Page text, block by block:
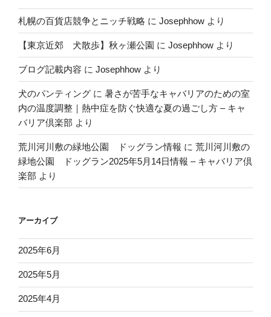
札幌の百貨店競争とニッチ戦略 に Josephhow より
【東京近郊 犬散歩】秋ヶ瀬公園 に Josephhow より
ブログ記載内容 に Josephhow より
犬のパンティング に 暑さが苦手なキャバリアのための室
内の温度調整｜熱中症を防ぐ快適な夏の過ごし方 – キャ
バリア倶楽部 より
荒川河川敷の緑地公園 ドッグラン情報 に 荒川河川敷の
緑地公園 ドッグラン2025年5月14日情報 – キャバリア倶
楽部 より
アーカイブ
2025年6月
2025年5月
2025年4月